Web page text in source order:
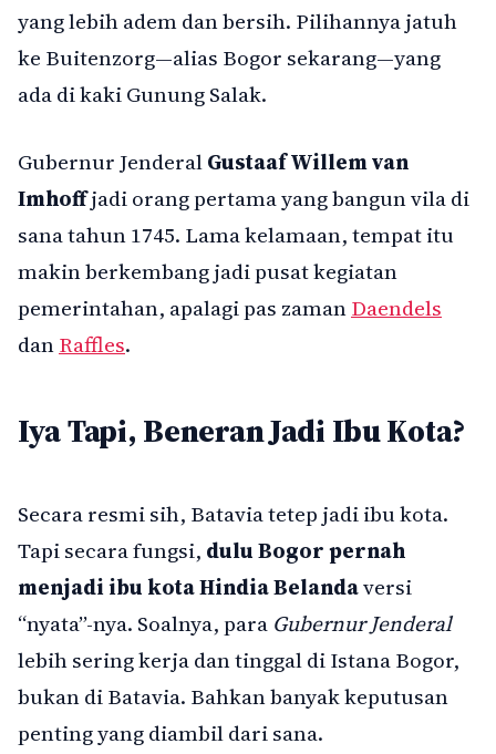
yang lebih adem dan bersih. Pilihannya jatuh
ke Buitenzorg—alias Bogor sekarang—yang
ada di kaki Gunung Salak.
Gubernur JenderalGustaaf Willem van
Imhoffjadi orang pertama yang bangun vila di
sana tahun 1745. Lama kelamaan, tempat itu
makin berkembang jadi pusat kegiatan
pemerintahan, apalagi pas zamanDaendels
danRaffles.
Iya Tapi, Beneran Jadi Ibu Kota?
Secara resmi sih, Batavia tetep jadi ibu kota.
Tapi secara fungsi, dulu Bogor pernah
menjadi ibu kota Hindia Belandaversi
“nyata”-nya. Soalnya, para Gubernur Jenderal
lebih sering kerja dan tinggal di Istana Bogor,
bukan di Batavia. Bahkan banyak keputusan
penting yang diambil dari sana.